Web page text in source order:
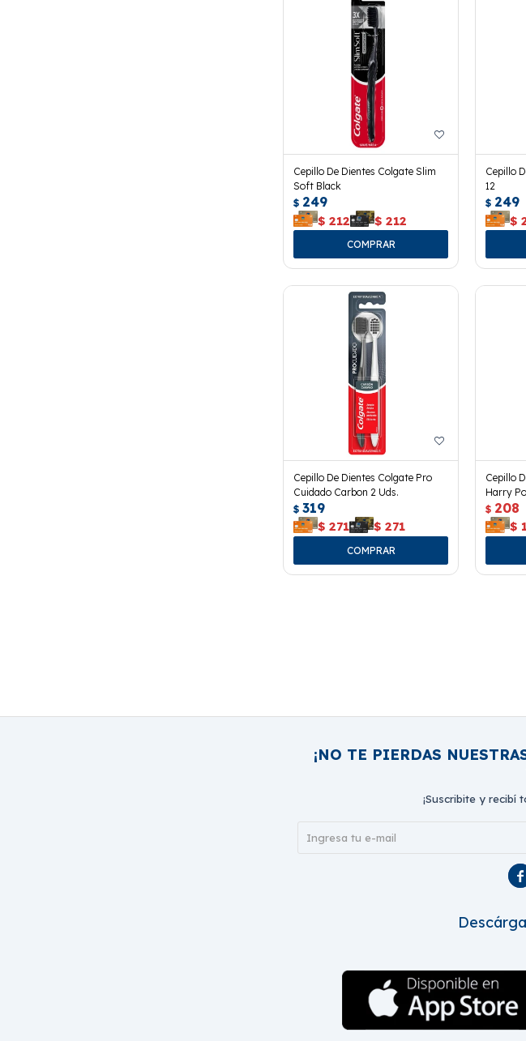
Cepillo De Dientes Colgate Slim
Soft Black
$ 249
$ 212 $ 212
Cepillo
12
$ 249
$
Cepillo De Dientes Colgate Pro
Cuidado Carbon 2 Uds.
$ 319
$ 271 $ 271
Cepillo
Harry
$ 208
$
¡NO TE PIERDAS
¡Suscribite y recibí
